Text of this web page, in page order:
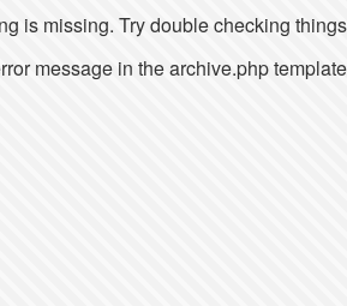
is missing. Try double checking things.
message in the archive.php template.